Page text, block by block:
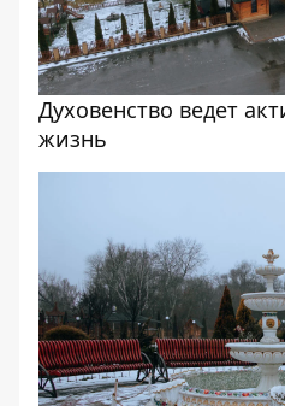
Духовенство ведет
жизнь